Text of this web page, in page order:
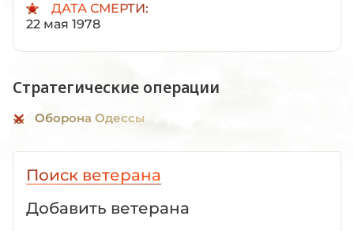
ДАТА СМЕРТИ:
22 мая 1978
Стратегические операции
Оборона Одессы
Поиск ветерана
Добавить ветерана